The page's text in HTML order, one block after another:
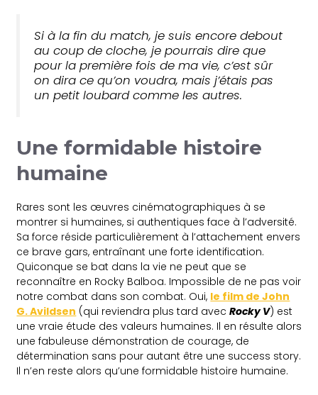
Si à la fin du match, je suis encore debout
au coup de cloche, je pourrais dire que
pour la première fois de ma vie, c’est sûr
on dira ce qu’on voudra, mais j’étais pas
un petit loubard comme les autres.
Une formidable histoire
humaine
Rares sont les œuvres cinématographiques à se
montrer si humaines, si authentiques face à l’adversité.
Sa force réside particulièrement à l’attachement envers
ce brave gars, entraînant une forte identification.
Quiconque se bat dans la vie ne peut que se
reconnaître en Rocky Balboa. Impossible de ne pas voir
notre combat dans son combat. Oui, le film de John
G. Avildsen (qui reviendra plus tard avecRocky V) est
une vraie étude des valeurs humaines. Il en résulte alors
une fabuleuse démonstration de courage, de
détermination sans pour autant être une success story.
Il n’en reste alors qu’une formidable histoire humaine.